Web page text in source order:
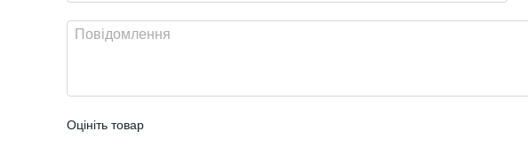
Оцініть товар